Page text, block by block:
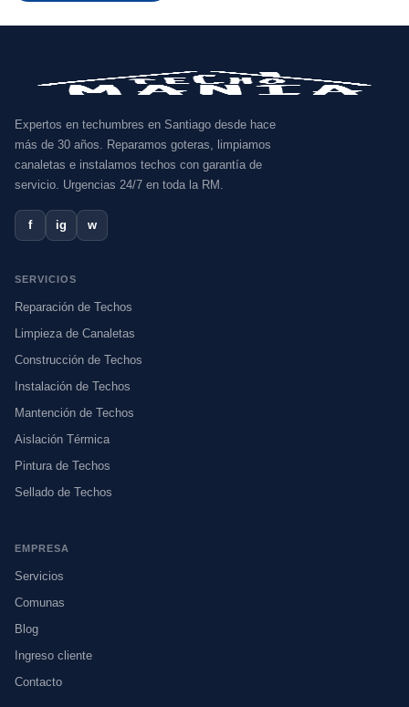
Expertos en techumbres en Santiago desde hace
más de 30 años. Reparamos goteras, limpiamos
canaletas e instalamos techos con garantía de
servicio. Urgencias 24/7 en toda la RM.
f ig w
SERVICIOS
Reparación de Techos
Limpieza de Canaletas
Construcción de Techos
Instalación de Techos
Mantención de Techos
Aislación Térmica
Pintura de Techos
Sellado de Techos
EMPRESA
Servicios
Comunas
Blog
Ingreso cliente
Contacto